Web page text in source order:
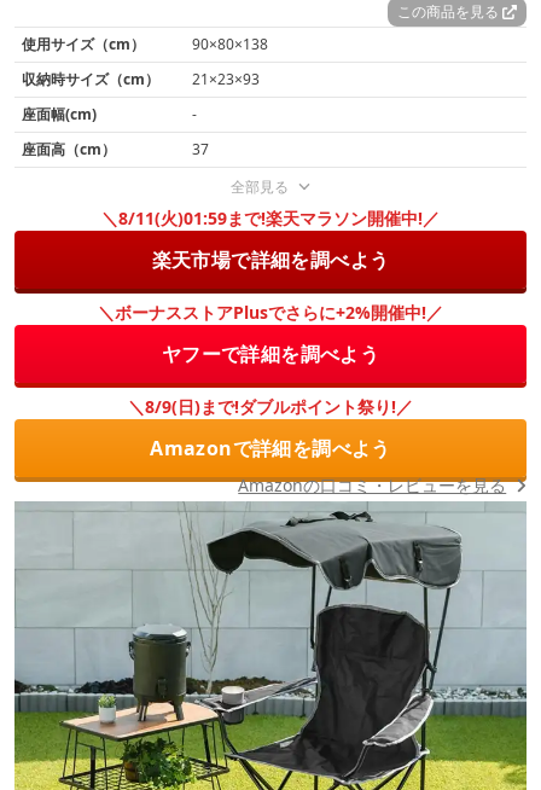
この商品を見る
使用サイズ（cm）
90×80×138
収納時サイズ（cm）
21×23×93
座面幅(cm)
-
座面高（cm）
37
全部見る
＼8/11(火)01:59まで!楽天マラソン開催中!／
楽天市場で詳細を調べよう
＼ボーナスストアPlusでさらに+2%開催中!／
ヤフーで詳細を調べよう
＼8/9(日)まで!ダブルポイント祭り!／
Amazonで詳細を調べよう
Amazonの口コミ・レビューを見る